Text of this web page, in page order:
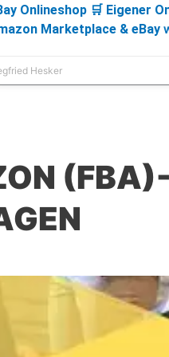
Onlineshop 🛒 Eigener
Marketplace & eBay
Hesker
(FBA)-